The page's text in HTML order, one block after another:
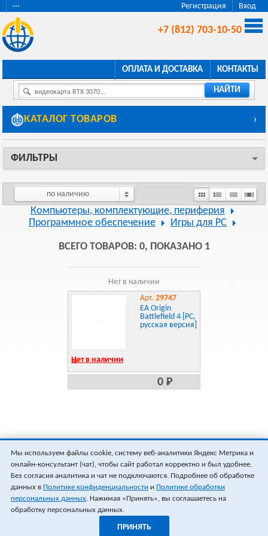
Регистрация Вход
···
+7 (812) 703-10-50
ОПЛАТА И ДОСТАВКА КОНТАКТЫ
видеокарта RTX 3070... НАЙТИ
КАТАЛОГ ТОВАРОВ ›
ФИЛЬТРЫ
по наличию
Компьютеры, комплектующие, периферия
Программное обеспечение
Игры для PC
ВСЕГО ТОВАРОВ: 0, ПОКАЗАНО 1
Нет в наличии
Арт. 29747
EA Origin
Battlefield 4 [PC,
русская версия]
Нет в наличии
0 Р
Мы используем файлы cookie, систему веб-аналитики Яндекс Метрика и
онлайн-консультант (чат), чтобы сайт работал корректно и был удобнее.
Без согласия аналитика и чат не подключаются. Подробнее об обработке
данных в Политике конфиденциальности и Политике обработки
персональных данных. Нажимая «Принять», вы соглашаетесь на
обработку персональных данных.
ПРИНЯТЬ